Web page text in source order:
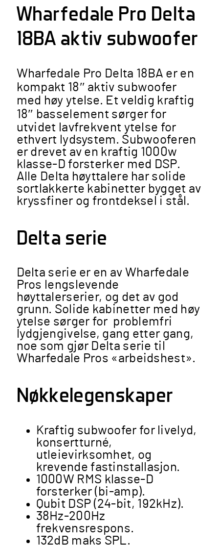
Wharfedale Pro Delta
18BA aktiv subwoofer
Wharfedale Pro Delta 18BA er en
kompakt 18″ aktiv subwoofer
med høy ytelse. Et veldig kraftig
18″ basselement sørger for
utvidet lavfrekvent ytelse for
ethvert lydsystem. Subwooferen
er drevet av en kraftig 1000w
klasse-D forsterker med DSP.
Alle Delta høyttalere har solide
sortlakkerte kabinetter bygget av
kryssfiner og frontdeksel i stål.
Delta serie
Delta serie er en av Wharfedale
Pros lengslevende
høyttalerserier, og det av god
grunn. Solide kabinetter med høy
ytelse sørger for problemfri
lydgjengivelse, gang etter gang,
noe som gjør Delta serie til
Wharfedale Pros «arbeidshest».
Nøkkelegenskaper
Kraftig subwoofer for livelyd,
konsertturné,
utleievirksomhet, og
krevende fastinstallasjon.
1000W RMS klasse-D
forsterker (bi-amp).
Qubit DSP (24-bit, 192kHz).
38Hz-200Hz
frekvensrespons.
132dB maks SPL.